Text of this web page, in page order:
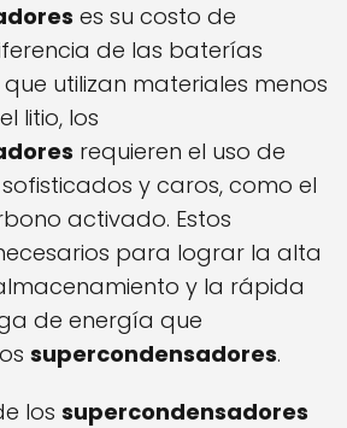
es su costo de
de las baterías
utilizan materiales menos
litio, los
requieren el uso de
y caros, como el
activado. Estos
para lograr la alta
y la rápida
de energía que
supercondensadores.
los supercondensadores